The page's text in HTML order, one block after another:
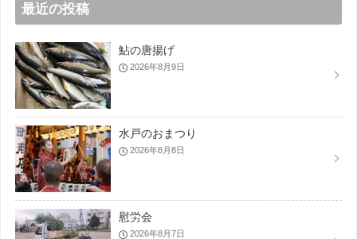
最近の投稿
鮎の唐揚げ
2026年8月9日
水戸のおまつり
2026年8月8日
慰労会
2026年8月7日